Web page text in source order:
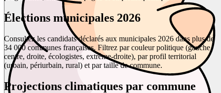
Élections municipales 2026
Consultez les candidats déclarés aux municipales 2026 dans plus de
34 000 communes françaises. Filtrez par couleur politique (gauche,
centre, droite, écologistes, extrême-droite), par profil territorial
(urbain, périurbain, rural) et par taille de commune.
Projections climatiques par commune